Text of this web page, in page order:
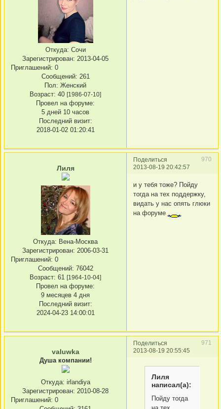
Откуда: Сочи
Зарегистрирован: 2013-04-05
Приглашений: 0
Сообщений: 261
Пол: Женский
Возраст: 40 [1986-07-10]
Провел на форуме:
5 дней 10 часов
Последний визит:
2018-01-02 01:20:41
Поделиться
970
2013-08-19 20:42:57
Лиля
Откуда: Вена-Москва
Зарегистрирован: 2006-03-31
Приглашений: 0
Сообщений: 76042
Возраст: 61 [1964-10-04]
Провел на форуме:
9 месяцев 4 дня
Последний визит:
2024-04-23 14:00:01
и у тебя тоже? Пойду
тогда на тех поддержку,
видать у нас опять глюки
на форуме
Поделиться
971
2013-08-19 20:55:45
valuwka
Душа компании!
Откуда: irlandiya
Зарегистрирован: 2010-08-28
Приглашений: 0
Лиля
написал(а):
Пойду тогда